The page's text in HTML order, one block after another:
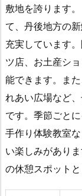
敷地を誇ります
て、丹後地方の
充実しています
ツ店、お土産シ
能できます。ま
れあい広場など
です。季節ごと
手作り体験教室
い楽しみがあり
の休憩スポット